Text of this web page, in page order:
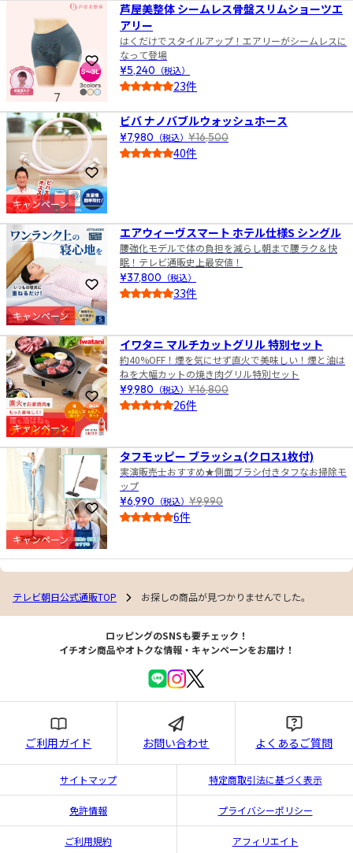
お気に入りに登録
芦屋美整体 シームレス骨盤スリムショーツエ
アリー
はくだけでスタイルアップ！エアリーがシームレスに
なって登場
¥5,240 （税込）
23件
お気に入りに登録
キャンペーン
7
ビバ ナノバブルウォッシュホース
¥7,980 （税込） ¥16,500
40件
お気に入りに登録
キャンペーン
8
エアウィーヴスマート ホテル仕様S シングル
腰強化モデルで体の負担を減らし朝まで腰ラク＆快
眠！テレビ通販史上最安値！
¥37,800 （税込）
33件
お気に入りに登録
キャンペーン
9
イワタニ マルチカットグリル 特別セット
約40%OFF！煙を気にせず直火で美味しい！煙と油は
ねを大幅カットの焼き肉グリル特別セット
¥9,980 （税込） ¥16,800
26件
お気に入りに登録
キャンペーン
10
タフモッピー ブラッシュ(クロス1枚付)
実演販売士おすすめ★側面ブラシ付きタフなお掃除モ
ップ
¥6,990 （税込） ¥9,990
6件
テレビ朝日公式通販TOP お探しの商品が見つかりませんでした。
ロッピングのSNSも要チェック！
イチオシ商品やオトクな情報・キャンペーンをお届け！
ご利用ガイド お問い合わせ よくあるご質問
サイトマップ 特定商取引法に基づく表示
免許情報 プライバシーポリシー
ご利用規約 アフィリエイト